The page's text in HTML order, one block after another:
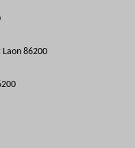
86200